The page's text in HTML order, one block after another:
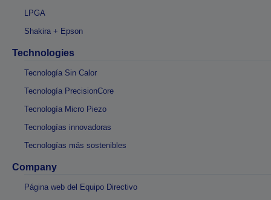
LPGA
Shakira + Epson
Technologies
Tecnología Sin Calor
Tecnología PrecisionCore
Tecnología Micro Piezo
Tecnologías innovadoras
Tecnologías más sostenibles
Company
Página web del Equipo Directivo